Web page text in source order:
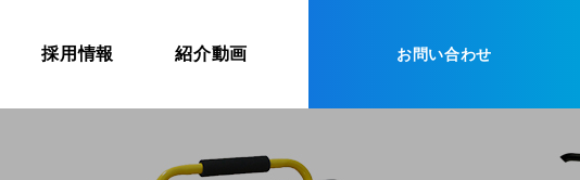
採用情報 紹介動画 お問い合わせ